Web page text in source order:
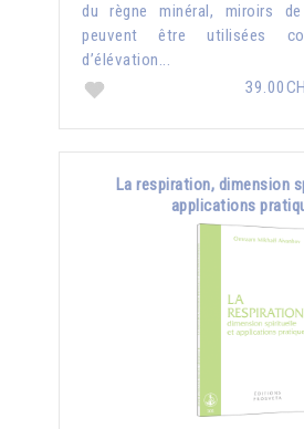
du règne minéral, miroirs
peuvent être utilisées
d’élévation...
La respiration, dimension
applications